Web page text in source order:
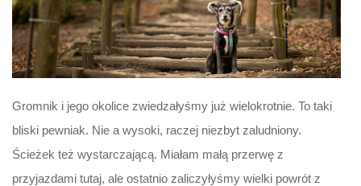
Gromnik i jego okolice zwiedzałyśmy już wielokrotnie. To taki
bliski pewniak. Nie a wysoki, raczej niezbyt zaludniony.
Ścieżek też wystarczającą. Miałam małą przerwę z
przyjazdami tutaj, ale ostatnio zaliczyłyśmy wielki powrót z